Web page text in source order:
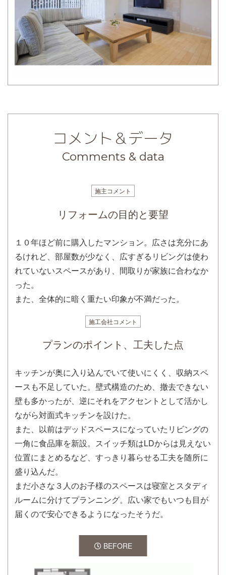
コメント＆データ
Comments & data
施主コメント
リフォームの目的と要望
１０年ほど前に購入したマンション。広さは充分にあ
るけれど、部屋数が少なく、広すぎるリビングは使わ
れていないスペースがあり、間取りが家族に合わなか
った。
また、全体的に暗く重たい印象が不満だった。
施工会社コメント
プランのポイント、工夫した点
キッチンが奥に入り込んでいて使いにくく、収納スペ
ースも不足していた。壁式構造のため、撤去できない
壁も多かったが、逆にそれをアクセントとして活かし
ながら対面式キッチンを設けた。
また、以前はデッドスペースになっていたリビングの
一角に食品庫を新設。スイッチ類はLDからは見えない
位置にまとめるなど、すっきり暮らせる工夫を随所に
盛り込んだ。
まだ小さな３人のお子様のスペースは寝室とスタディ
ルームに分けてプランニング。広い家でもいつも目が
届くので安心できるようになったそうだ。
BEFORE